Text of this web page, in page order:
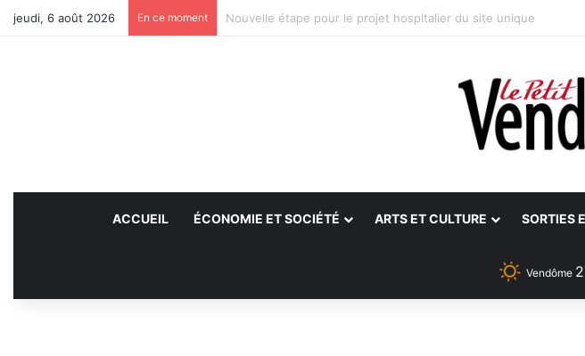
jeudi, 6 août 2026 En ce moment Des projets futurs pour les aidants
ACCUEIL ÉCONOMIE ET SOCIÉTÉ ARTS ET CULTURE SORTIES
Vendôme